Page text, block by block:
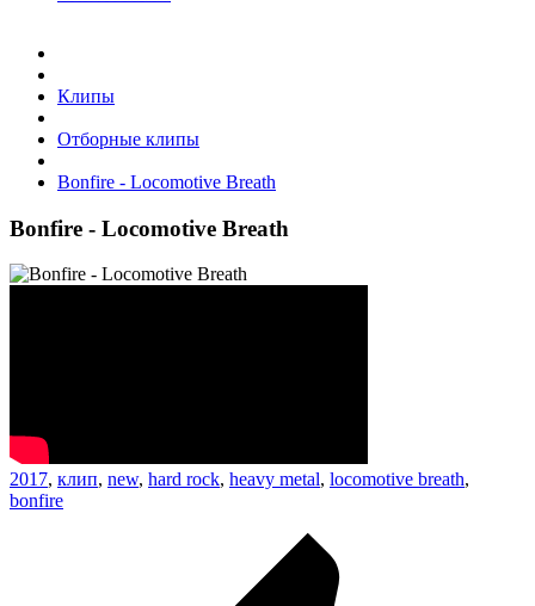
Клипы
Отборные клипы
Bonfire - Locomotive Breath
Bonfire - Locomotive Breath
2017, клип, new, hard rock, heavy metal, locomotive breath,
bonfire